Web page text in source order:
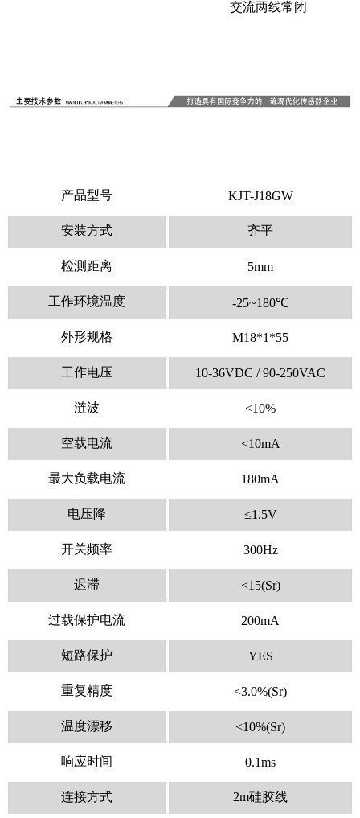
交流两线常闭
产品型号 KJT-J18GW
安装方式 齐平
检测距离 5mm
工作环境温度 -25~180℃
外形规格 M18*1*55
工作电压 10-36VDC / 90-250VAC
涟波 <10%
空载电流 <10mA
最大负载电流 180mA
电压降 ≤1.5V
开关频率 300Hz
迟滞 <15(Sr)
过载保护电流 200mA
短路保护 YES
重复精度 <3.0%(Sr)
温度漂移 <10%(Sr)
响应时间 0.1ms
连接方式 2m硅胶线